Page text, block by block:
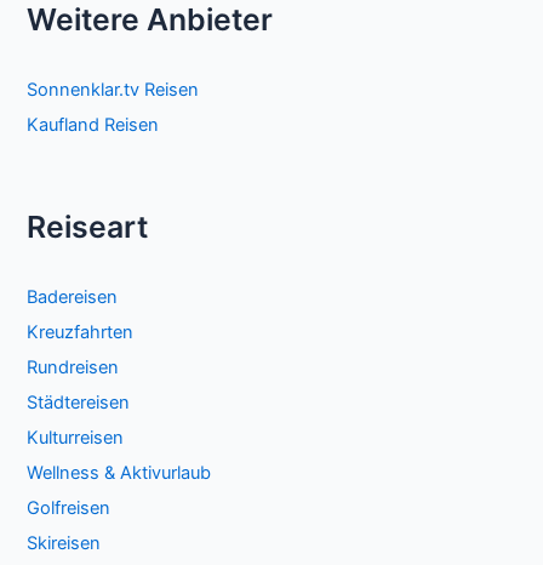
Weitere Anbieter
Sonnenklar.tv Reisen
Kaufland Reisen
Reiseart
Badereisen
Kreuzfahrten
Rundreisen
Städtereisen
Kulturreisen
Wellness & Aktivurlaub
Golfreisen
Skireisen